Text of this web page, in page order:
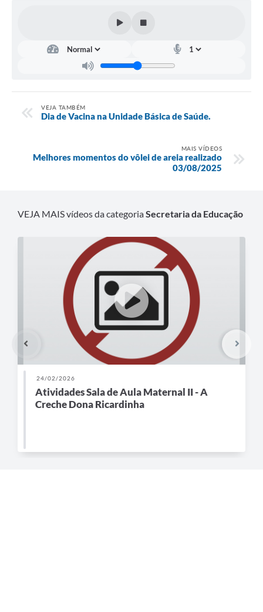
VEJA TAMBÉM
Dia de Vacina na Unidade Básica de Saúde.
MAIS VÍDEOS
Melhores momentos do vôlei de areia realizado
03/08/2025
VEJA MAIS vídeos da categoriaSecretaria da Educação
24/02/2026
Atividades Sala de Aula Maternal II - A
Creche Dona Ricardinha